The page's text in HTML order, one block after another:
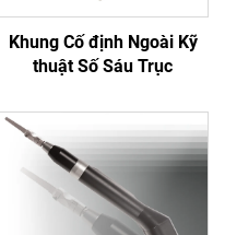
Khung Cố định Ngoài Kỹ
thuật Số Sáu Trục